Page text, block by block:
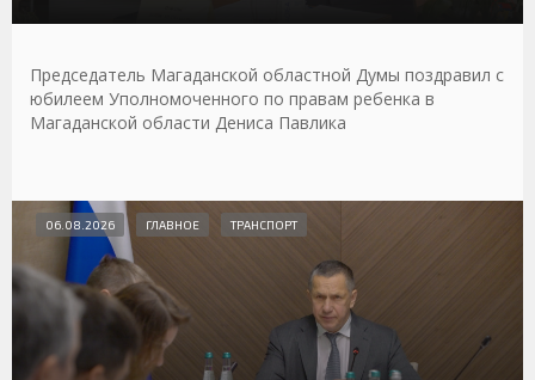
Председатель Магаданской областной Думы поздравил с
юбилеем Уполномоченного по правам ребенка в
Магаданской области Дениса Павлика
06.08.2026 ГЛАВНОЕ ТРАНСПОРТ